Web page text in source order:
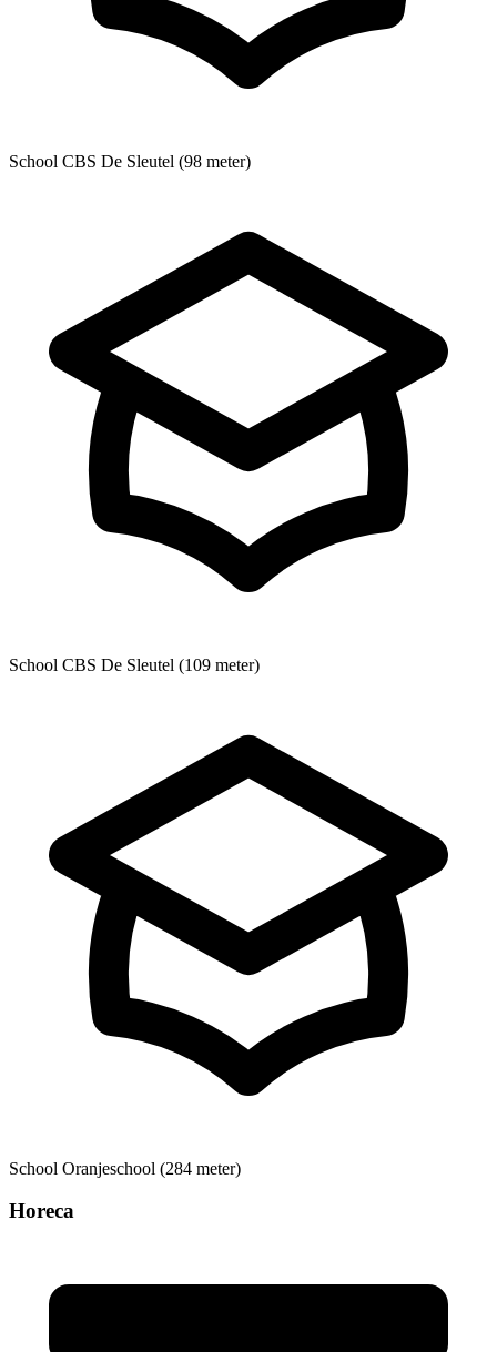
School CBS De Sleutel (98 meter)
School CBS De Sleutel (109 meter)
School Oranjeschool (284 meter)
Horeca